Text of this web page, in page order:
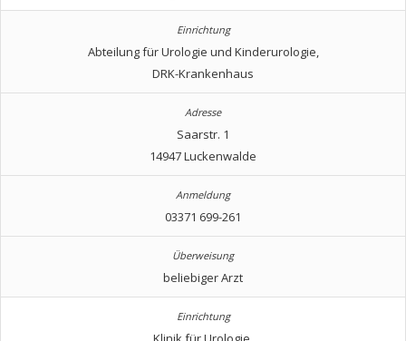
Abteilung für Urologie und Kinderurologie,
DRK-Krankenhaus
Saarstr. 1
14947 Luckenwalde
03371 699-261
beliebiger Arzt